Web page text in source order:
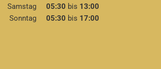
Samstag
Sonntag
05:30 bis 13:00
05:30 bis 17:00